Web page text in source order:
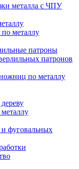
металла с ЧПУ
металлу
патроны
патронов
по металлу
фуговальных